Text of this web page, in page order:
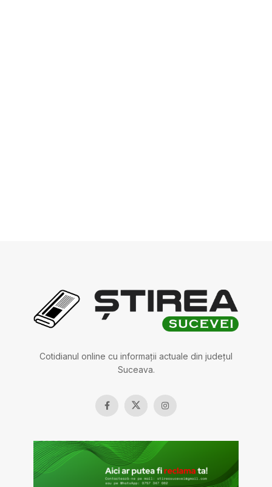
Cotidianul online cu informații actuale din județul
Suceava.